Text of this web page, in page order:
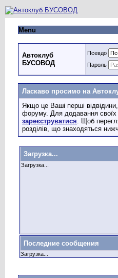
Menu
Автоклуб
БУСОВОД
Псевдо
Пароль
Ласкаво просимо на
Якщо це Ваші перші
форуму. Для додавання своїх
зареєструватися . Щоб
розділів, що знаходяться
Загрузка...
Загрузка...
Последние сообщения
Загрузка...